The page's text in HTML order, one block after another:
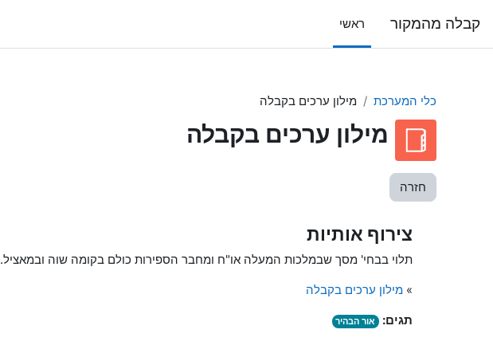
קבלה מהמקור ראשי
כלי המערכת מילון ערכים בקבלה
מילון ערכים בקבלה
חזרה
צירוף אותיות
תלוי בבחי' מסך שבמלכות המעלה או"ח ומחבר הספירות כולם בקומה שוה ובמאציל.
»מילון ערכים בקבלה
תגים:
אור הבהיר